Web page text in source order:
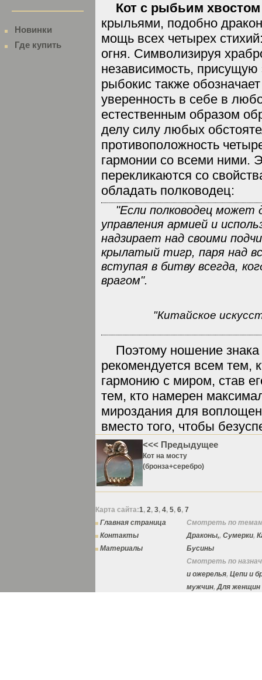
Новинки
Где купить
Кот с рыбьим хвостом
крыльями, подобно
мощь всех четырех
огня. Символизируя
независимость,
рыбокис также
уверенность в себе в
естественным образом
делу силу любых
противоположность
гармонии со всеми ними.
перекликаются со
обладать полководец:
"Если полководец может
управления армией и
надзирает над своими
крылатый тигр, паря над
вступая в битву всегда,
врагом".
"Китайское
Поэтому ношение
рекомендуется всем тем,
гармонию с миром, став
тем, кто намерен
мироздания для
вместо того, чтобы
<<< Предыдущее
Кот на мосту
(бронза+серебро)
Карта сайта:1, 2, 3, 4, 5, 6, 7
Главная страница
Контакты
Материалы
Смотреть по
Драконы,, Сумерки,
Бусины
Смотреть по
и ожерелья, Цепи и
мужчин,Для женщин